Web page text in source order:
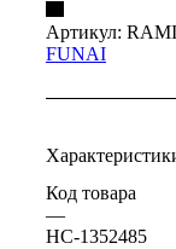
Артикул:
FUNAI
Код товара
—
НС-1352485